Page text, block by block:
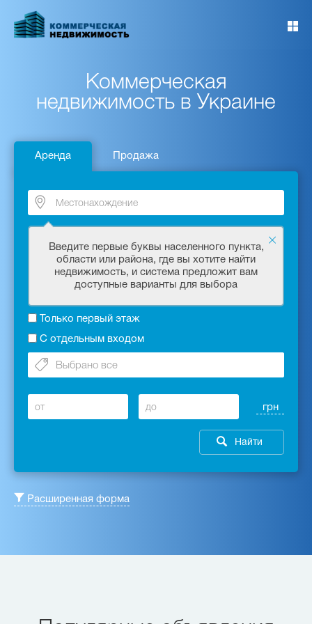
основному
Коммерческая
недвижимость в Украине
Аренда Продажа
Введите первые буквы населенного пункта,
области или района, где вы хотите найти
недвижимость, и система предложит вам
доступные варианты для выбора
Только первый этаж
С отдельным входом
Расширенная форма